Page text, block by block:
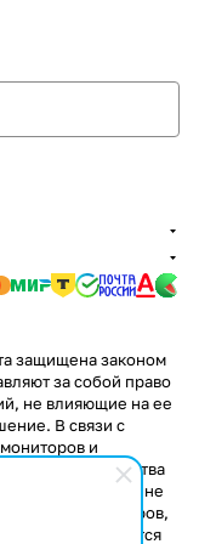
защищена законом
за собой право
не влияющие на ее
В связи с
и
свойства
продукции могут не
Стоимость товаров,
распространяется